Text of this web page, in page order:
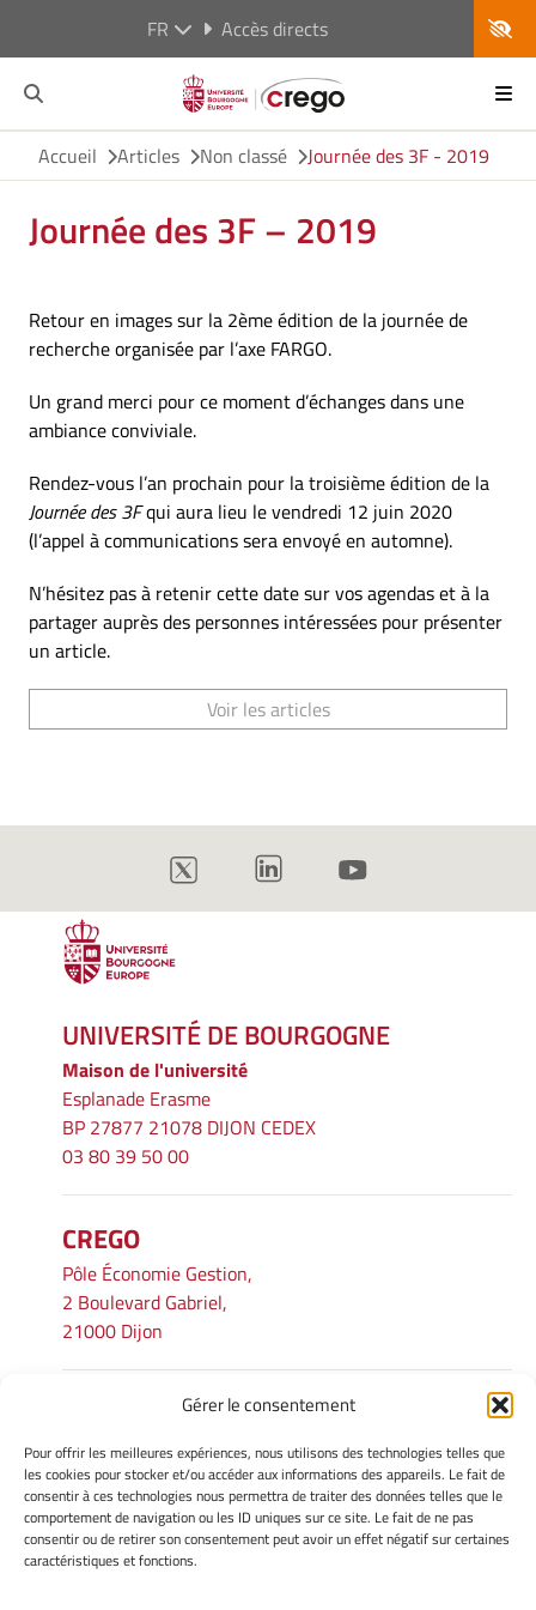
Gérer le consentement
Pour offrir les meilleures expériences, nous utilisons des technologies telles que
les cookies pour stocker et/ou accéder aux informations des appareils. Le fait de
consentir à ces technologies nous permettra de traiter des données telles que le
comportement de navigation ou les ID uniques sur ce site. Le fait de ne pas
consentir ou de retirer son consentement peut avoir un effet négatif sur certaines
caractéristiques et fonctions.
FR Accès directs
Accueil Articles Non classé Journée des 3F - 2019
Journée des 3F – 2019
Retour en images sur la 2ème édition de la journée de
recherche organisée par l’axe FARGO.
Un grand merci pour ce moment d’échanges dans une
ambiance conviviale.
Rendez-vous l’an prochain pour la troisième édition de la
Journée des 3Fqui aura lieu le vendredi 12 juin 2020
(l’appel à communications sera envoyé en automne).
N’hésitez pas à retenir cette date sur vos agendas et à la
partager auprès des personnes intéressées pour présenter
un article.
Voir les articles
UNIVERSITÉ DE BOURGOGNE
Maison de l'université
Esplanade Erasme
BP 27877 21078 DIJON CEDEX
03 80 39 50 00
CREGO
Pôle Économie Gestion,
2 Boulevard Gabriel,
21000 Dijon
INFORMATIONS LÉGALES
Mentions légales
Gérer mes cookies
Avertissement
Politique de cookies